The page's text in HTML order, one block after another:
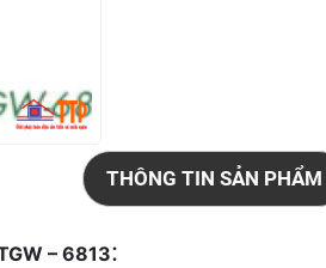
THÔNG TIN SẢN PHẨM
– 6813: